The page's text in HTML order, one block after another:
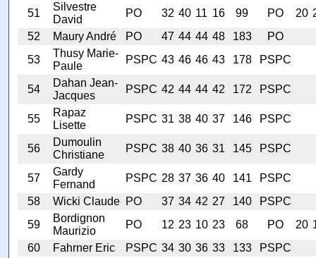
51
Silvestre
David
PO 32 40 11 16 99 PO 20
52
Maury André PO 47 44 44 48 183
PO
53
Thusy Marie-
Paule
PSPC 43 46 46 43 178 PSPC
54
Dahan Jean-
Jacques
PSPC 42 44 44 42 172 PSPC
55
Rapaz
Lisette
PSPC 31 38 40 37 146 PSPC
56
Dumoulin
Christiane
PSPC 38 40 36 31 145 PSPC
57
Gardy
Fernand
PSPC 28 37 36 40 141
PSPC
58
Wicki Claude PO 37 34 42 27 140
PSPC
59
Bordignon
Maurizio
PO 12 23 10 23 68 PO 20
60
Fahrner Eric PSPC 34 30 36 33 133
PSPC